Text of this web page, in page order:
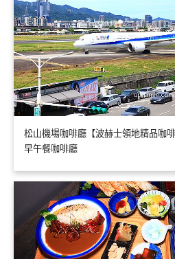
松山機場咖啡廳【波赫士領地精品咖
早午餐咖啡廳